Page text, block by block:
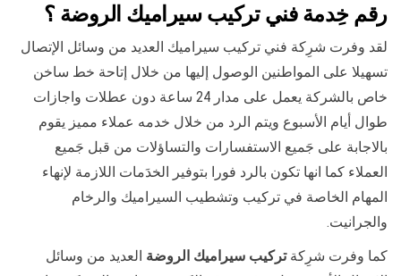
رقم خِدمة فني تركيب سيراميك الروضة ؟
لقد وفرت شرِكة فني تركيب سيراميك العديد من وسائل الإتصال
تسهيلا على المواطنين الوصول إليها من خلال إتاحة خط ساخن
خاص بالشركة يعمل على مدار 24 ساعة دون عطلات واجازات
طوال أيام الأسبوع ويتم الرد من خلال خدمه عملاء مميز يقوم
بالاجابة على جَميع الاستفسارات والتساؤلات من قبل جَميع
العملاء كما انها تكون بالرد فورا بتوفير الخدَمات اللازمة لإنهاء
المهام الخاصة في تركيب وتشطيب السيراميك والرخام
والجرانيت.
كما وفرت شرِكةتركيب سيراميك الروضة العديد من وسائل